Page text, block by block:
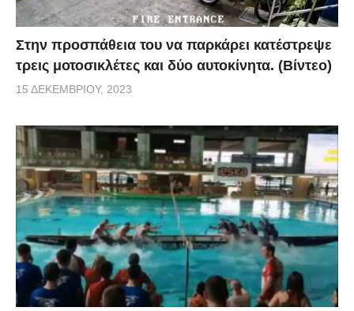
Στην προσπάθεια του να παρκάρει κατέστρεψε
τρεις μοτοσικλέτες και δύο αυτοκίνητα. (Βίντεο)
15 ΔΕΚΕΜΒΡΊΟΥ, 2023